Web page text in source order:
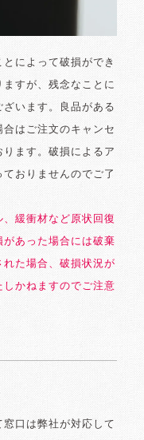
によって破損ができ
すが、残念なことに
います。良品がある
はご注文のキャンセ
ます。破損によるア
おりませんのでご了
緩衝材など原状回復
があった場合には破棄
れた場合、破損状況が
かねますのでご注意
口は弊社が対応して